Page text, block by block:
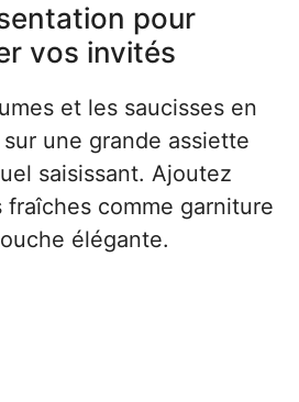
pour
vos invités
et les saucisses en
une grande assiette
saisissant. Ajoutez
fraîches comme garniture
élégante.